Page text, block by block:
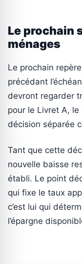
Le prochain
ménages
Le prochain
précédant
devront regarder
pour le Livret A,
décision séparée
Tant que cette
nouvelle baisse
établi. Le point
qui fixe le taux
c’est lui qui
l’épargne